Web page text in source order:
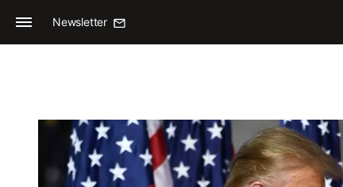
Newsletter